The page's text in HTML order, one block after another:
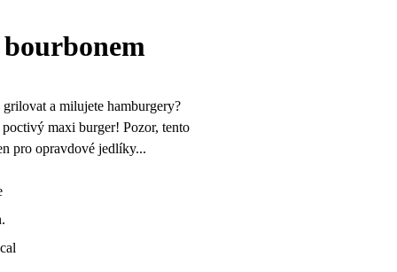
grilovat a milujete hamburgery?
maxi burger! Pozor, tento
pro opravdové jedlíky...